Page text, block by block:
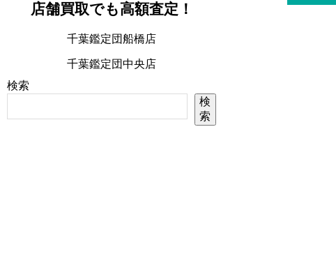
店舗買取でも高額査定！
千葉鑑定団船橋店
千葉鑑定団中央店
検索
検
索